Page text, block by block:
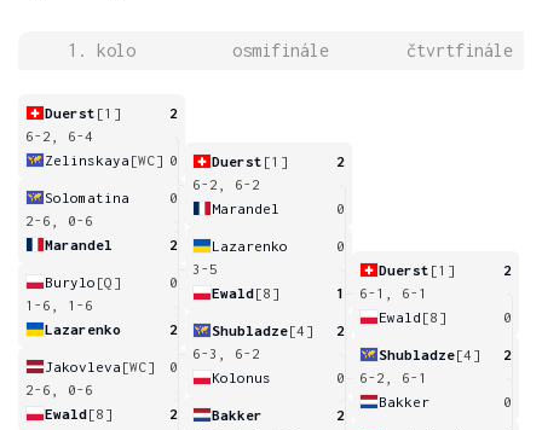
1. kolo osmifinále čtvrtfinále
Duerst [1]
2
6-2, 6-4
Zelinskaya [WC] 0
Solomatina
0
2-6, 0-6
Marandel
2
Burylo [Q]
0
1-6, 1-6
Lazarenko
2
Jakovleva [WC]
0
2-6, 0-6
Ewald[8] 2
Duerst [1]
2
6-2, 6-2
Marandel
0
Lazarenko
0
3-5
Ewald[8] 1
Shubladze[4]
2
6-3, 6-2
Kolonus
0
Bakker
2
Duerst [1]
2
6-1, 6-1
Ewald [8] 0
Shubladze[4]
2
6-2, 6-1
Bakker
0